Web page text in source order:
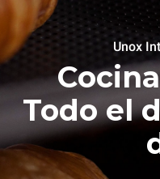
Unox
Todo el